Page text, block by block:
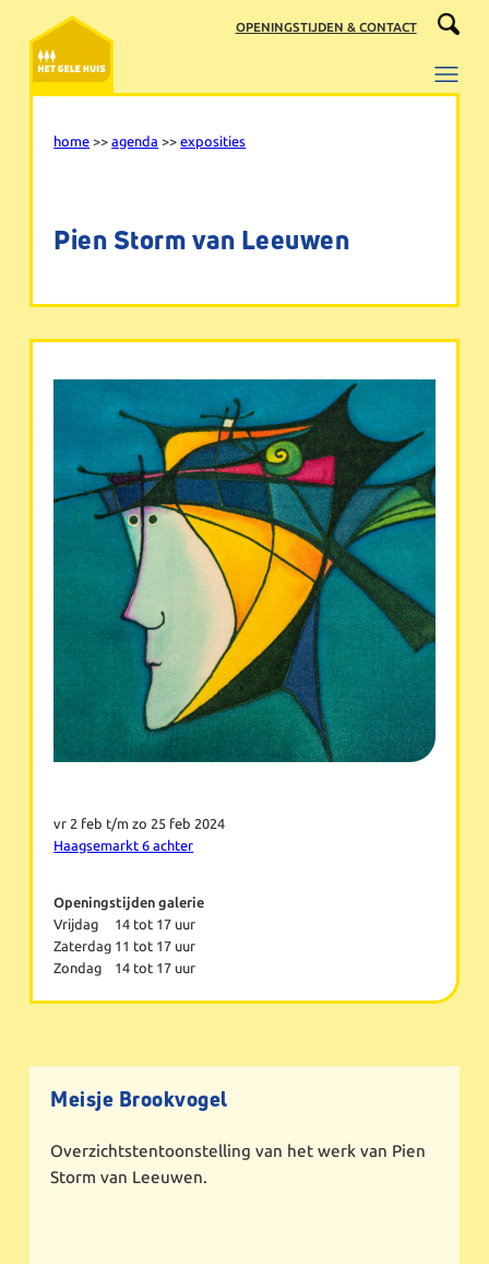
naar
inhoud
OPENINGSTIJDEN & CONTACT
home >>agenda >>exposities
Pien Storm van Leeuwen
vr 2 feb t/m zo 25 feb 2024
Haagsemarkt 6 achter
Openingstijden galerie
Vrijdag
14 tot 17 uur
Zaterdag 11 tot 17 uur
Zondag
14 tot 17 uur
Meisje Brookvogel
Overzichtstentoonstelling van het werk van Pien
Storm van Leeuwen.